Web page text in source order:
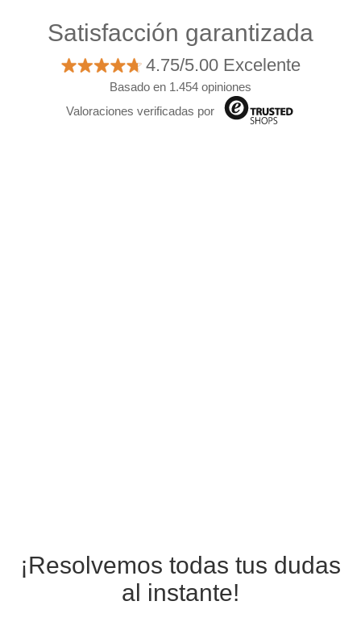
Satisfacción garantizada
4.75/5.00 Excelente
Basado en 1.454 opiniones
Valoraciones verificadas por
¡Resolvemos todas tus dudas
al instante!